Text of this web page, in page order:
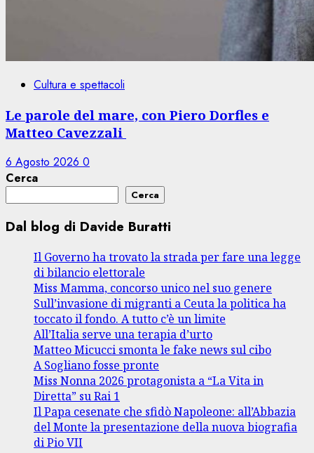
Cultura e spettacoli
Le parole del mare, con Piero Dorfles e
Matteo Cavezzali
6 Agosto 2026 0
Cerca
Cerca
Dal blog di Davide Buratti
Il Governo ha trovato la strada per fare una legge
di bilancio elettorale
Miss Mamma, concorso unico nel suo genere
Sull’invasione di migranti a Ceuta la politica ha
toccato il fondo. A tutto c’è un limite
All’Italia serve una terapia d’urto
Matteo Micucci smonta le fake news sul cibo
A Sogliano fosse pronte
Miss Nonna 2026 protagonista a “La Vita in
Diretta” su Rai 1
Il Papa cesenate che sfidò Napoleone: all’Abbazia
del Monte la presentazione della nuova biografia
di Pio VII